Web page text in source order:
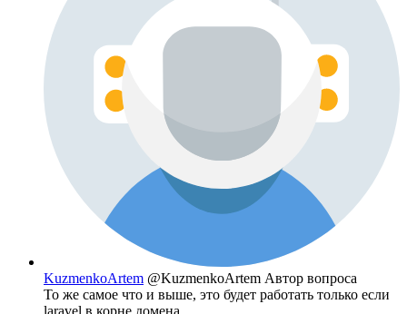
KuzmenkoArtem @KuzmenkoArtem Автор вопроса
То же самое что и выше, это будет работать только если
laravel в корне домена